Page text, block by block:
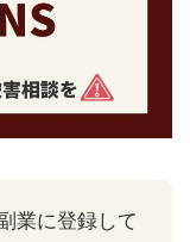
業に登録して